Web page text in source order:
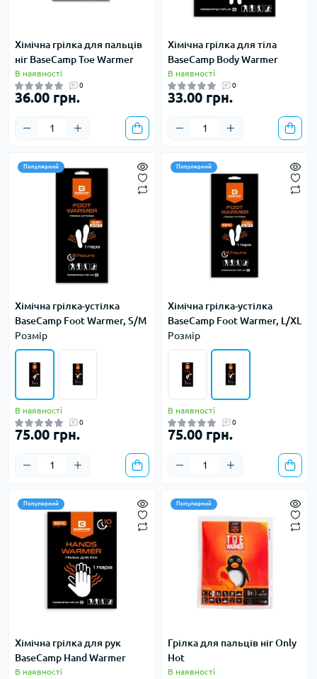
Хімічна грілка для пальців
ніг BaseCamp Toe Warmer
В наявності
0
36.00 грн.
Хімічна грілка для тіла
BaseCamp Body Warmer
В наявності
0
33.00 грн.
Популярний
Хімічна грілка-устілка
BaseCamp Foot Warmer, S/M
Розмір
В наявності
0
75.00 грн.
Популярний
Хімічна грілка-устілка
BaseCamp Foot Warmer, L/XL
Розмір
В наявності
0
75.00 грн.
Популярний
Хімічна грілка для рук
BaseCamp Hand Warmer
В наявності
Популярний
Грілка для пальців ніг Only
Hot
В наявності